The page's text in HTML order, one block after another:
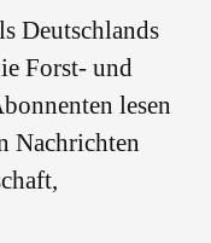
Deutschlands
Forst- und
lesen
Nachrichten